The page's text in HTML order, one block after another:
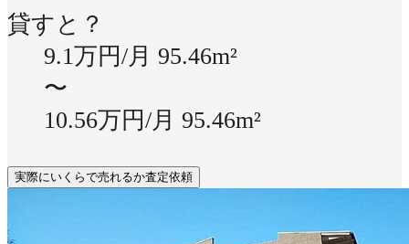
貸すと？
9.1万円/月 95.46m²
〜
10.56万円/月 95.46m²
実際にいくらで売れるか査定依頼